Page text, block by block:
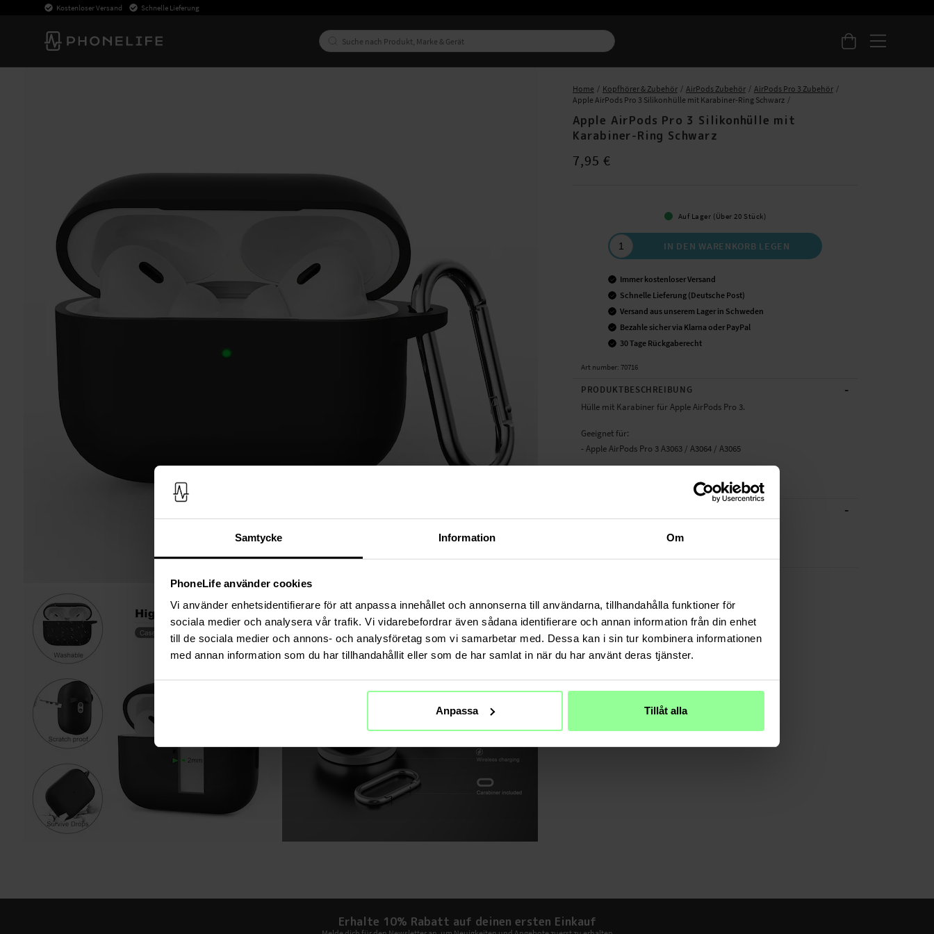
Samtycke Information Om
PhoneLife använder cookies
Vi använder enhetsidentifierare för att anpassa innehållet och annonserna till användarna, tillhandahålla funktioner för
sociala medier och analysera vår trafik. Vi vidarebefordrar även sådana identifierare och annan information från din enhet
till de sociala medier och annons- och analysföretag som vi samarbetar med. Dessa kan i sin tur kombinera informationen
med annan information som du har tillhandahållit eller som de har samlat in när du har använt deras tjänster.
Anpassa Tillåt alla
Kostenloser Versand Schnelle Lieferung
Home Kopfhörer & Zubehör AirPods Zubehör
AirPods Pro 3 Zubehör
Apple AirPods Pro 3 Silikonhülle mit Karabiner-Ring Schwarz
Apple AirPods Pro 3 Silikonhülle mit
Karabiner-Ring Schwarz
Preis: 7,95 €
7,95 €
Auf Lager (Über 20 Stück)
IN DEN WARENKORB LEGEN
Immer kostenloser Versand
Schnelle Lieferung (Deutsche Post)
Versand aus unserem Lager in Schweden
Bezahle sicher via Klarna oder PayPal
30 Tage Rückgaberecht
Art number: 70716
PRODUKTBESCHREIBUNG -
Hülle mit Karabiner für Apple AirPods Pro 3.
Geeignet für:
- Apple AirPods Pro 3 A3063 / A3064 / A3065
Produktart: Hülle mit Karabiner
-
Erhalte 10% Rabatt auf deinen ersten Einkauf